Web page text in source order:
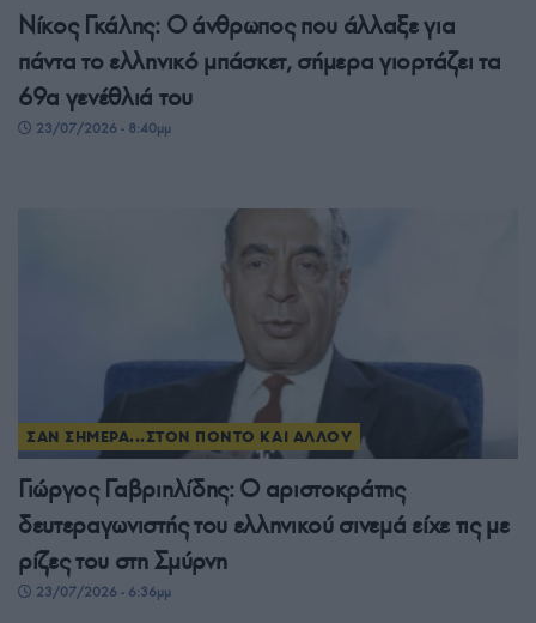
Νίκος Γκάλης: Ο άνθρωπος που άλλαξε για
πάντα το ελληνικό μπάσκετ, σήμερα γιορτάζει τα
69α γενέθλιά του
23/07/2026 - 8:40μμ
ΣΑΝ ΣΗΜΕΡΑ...ΣΤΟΝ ΠΟΝΤΟ ΚΑΙ ΑΛΛΟΥ
Γιώργος Γαβριηλίδης: Ο αριστοκράτης
δευτεραγωνιστής του ελληνικού σινεμά είχε τις με
ρίζες του στη Σμύρνη
23/07/2026 - 6:36μμ